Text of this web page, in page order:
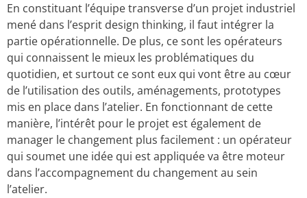
En constituant l’équipe transverse d’un projet industriel
mené dans l’esprit design thinking, il faut intégrer la
partie opérationnelle. De plus, ce sont les opérateurs
qui connaissent le mieux les problématiques du
quotidien, et surtout ce sont eux qui vont être au cœur
de l’utilisation des outils, aménagements, prototypes
mis en place dans l’atelier. En fonctionnant de cette
manière, l’intérêt pour le projet est également de
manager le changement plus facilement : un opérateur
qui soumet une idée qui est appliquée va être moteur
dans l’accompagnement du changement au sein
l’atelier.